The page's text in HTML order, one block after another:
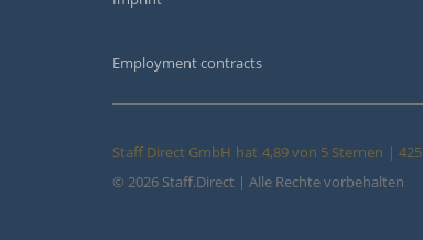
Employment contracts
Staff Direct GmbH hat 4,89von 5 Sternen | 425
© 2026 Staff.Direct | Alle Rechte vorbehalten